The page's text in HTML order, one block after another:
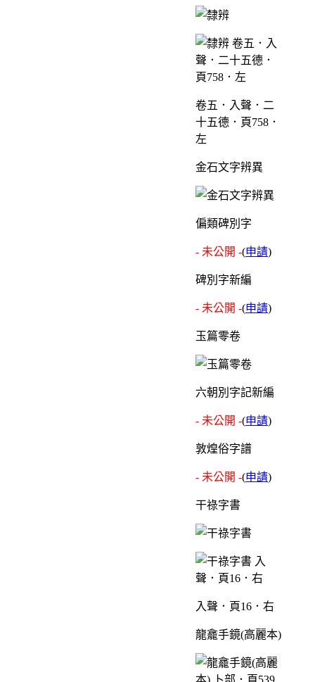
卷五．入聲．二
十五德．頁758．
左
金石文字辨異
偏類碑別字
- 未公開 -(申請)
碑別字新編
- 未公開 -(申請)
玉篇零卷
六朝別字記新編
- 未公開 -(申請)
敦煌俗字譜
- 未公開 -(申請)
干祿字書
入聲．頁16．右
龍龕手鏡(高麗本)